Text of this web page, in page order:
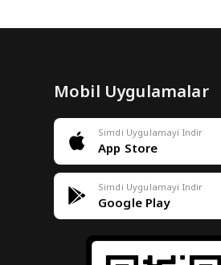
Mobil Uygulamalar
Simdi Uygulamayi Indir
App Store
Simdi Uygulamayi Indir
Google Play